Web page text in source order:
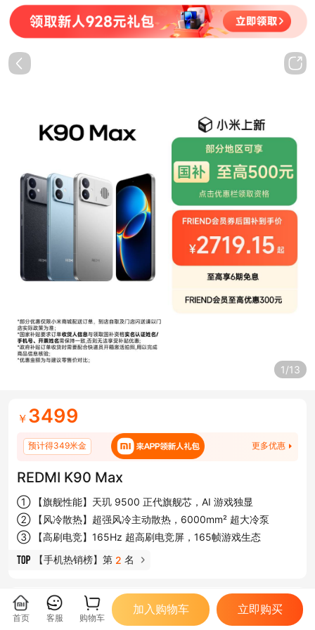
1/13
￥ 3499
预计得349米金 更多优惠
REDMI K90 Max
① 【旗舰性能】天玑 9500 正代旗舰芯，AI 游戏独显
② 【风冷散热】超强风冷主动散热，6000mm² 超大冷泵
③ 【高刷电竞】165Hz 超高刷电竞屏，165帧游戏生态
【手机热销榜】第 2 名
CPU 双摄像头 超大屏 屏幕分辨率 极速畅
首页 客服 购物车
加入购物车 立即购买